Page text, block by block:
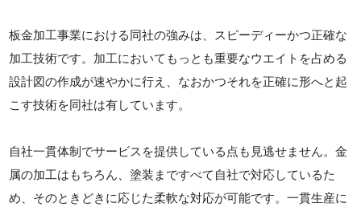
板金加工事業における同社の強みは、スピーディーかつ正確な
加工技術です。加工においてもっとも重要なウエイトを占める
設計図の作成が速やかに行え、なおかつそれを正確に形へと起
こす技術を同社は有しています。
自社一貫体制でサービスを提供している点も見逃せません。金
属の加工はもちろん、塗装まですべて自社で対応しているた
め、そのときどきに応じた柔軟な対応が可能です。一貫生産に